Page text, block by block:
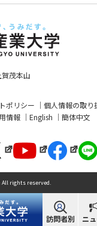
訪問者別 ニ
茂本山
ポリシー
個人情報の取り
情報 English 簡体中文
All rights reserved.